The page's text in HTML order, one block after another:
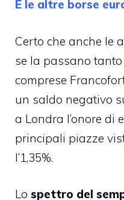
E le altre borse
Certo che anche le
se la passano
comprese
un saldo negativo
a Londra l’onore di
principali piazze
l’1,35%.
Lo spettro del